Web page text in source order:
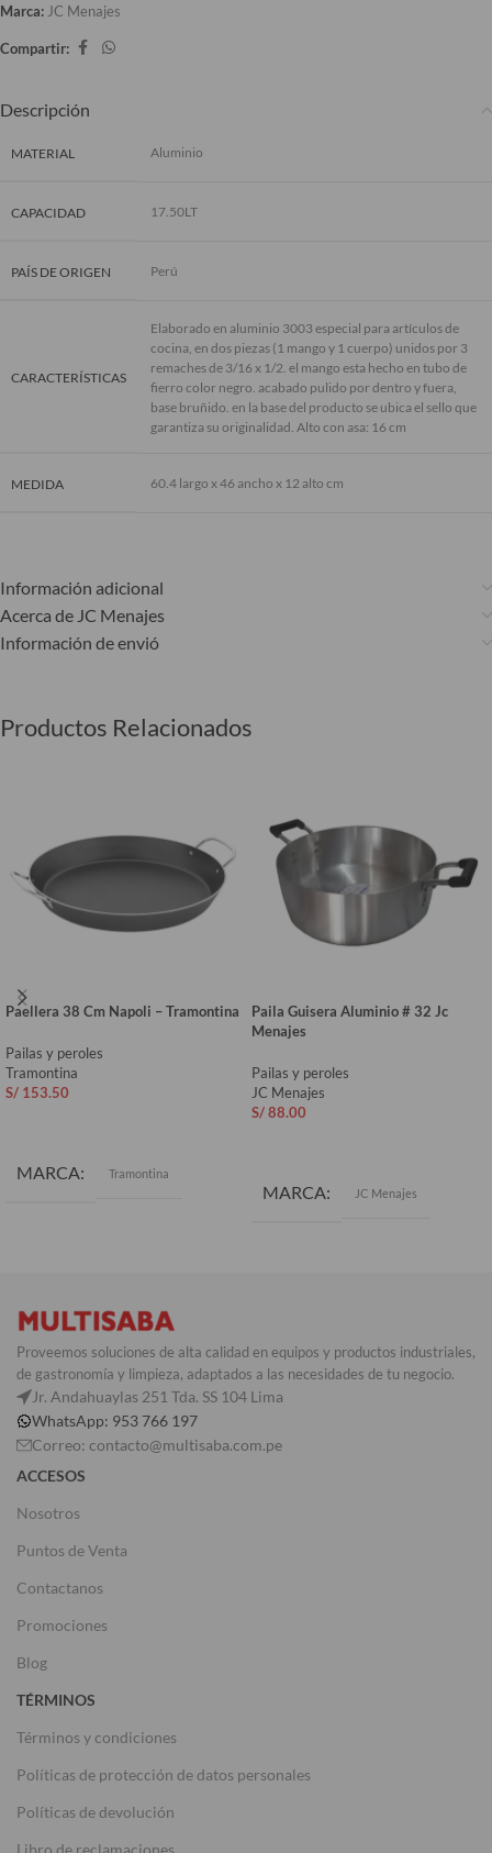
Marca: JC Menajes
Compartir:
Descripción
MATERIAL Aluminio
CAPACIDAD 17.50LT
PAÍS DE ORIGEN Perú
CARACTERÍSTICAS
Elaborado en aluminio 3003 especial para artículos de
cocina, en dos piezas (1 mango y 1 cuerpo) unidos por 3
remaches de 3/16 x 1/2. el mango esta hecho en tubo de
fierro color negro. acabado pulido por dentro y fuera,
base bruñido. en la base del producto se ubica el sello que
garantiza su originalidad. Alto con asa: 16 cm
MEDIDA 60.4 largo x 46 ancho x 12 alto cm
Información adicional
Acerca de JC Menajes
Información de envió
Productos Relacionados
Paellera 38 Cm Napoli – Tramontina
Pailas y peroles
Tramontina
S/ 153.50
MARCA Tramontina
Paila Guisera Aluminio # 32 Jc
Menajes
Pailas y peroles
JC Menajes
S/88.00
MARCA JC Menajes
Proveemos soluciones de alta calidad en equipos y productos industriales,
de gastronomía y limpieza, adaptados a las necesidades de tu negocio.
Jr. Andahuaylas 251 Tda. SS 104 Lima
WhatsApp: 953 766 197
Correo: contacto@multisaba.com.pe
ACCESOS
Nosotros
Puntos de Venta
Contactanos
Promociones
Blog
TÉRMINOS
Términos y condiciones
Políticas de protección de datos personales
Políticas de devolución